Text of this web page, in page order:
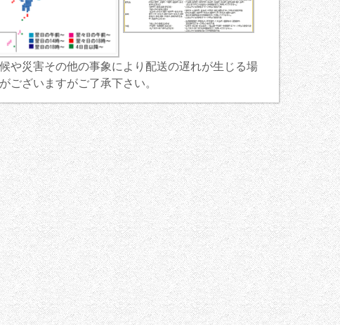
や災害その他の事象により配送の遅れが生じる場
ございますがご了承下さい。